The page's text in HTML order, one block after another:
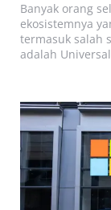
Banyak orang
ekosistemnya
termasuk salah
adalah